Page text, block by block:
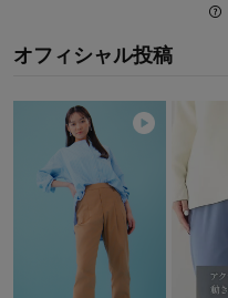
オフィシャル投稿